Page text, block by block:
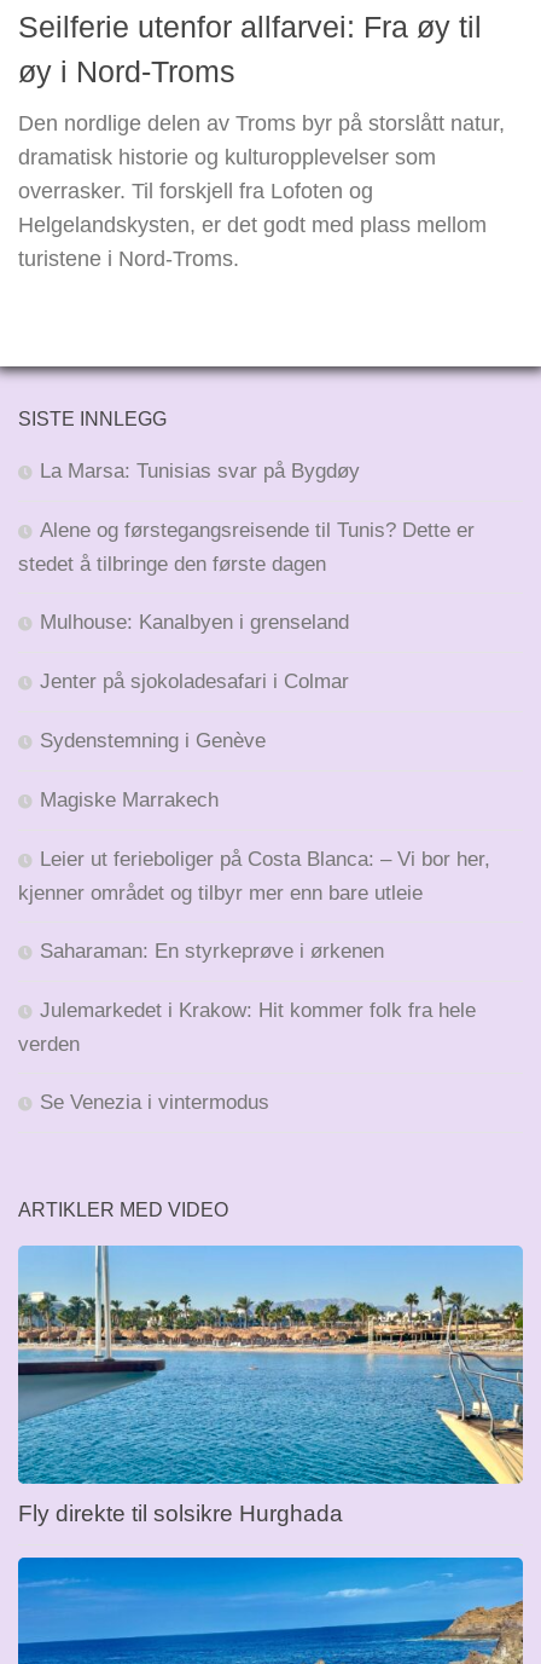
Seilferie utenfor allfarvei: Fra øy til
øy i Nord-Troms
Den nordlige delen av Troms byr på storslått natur,
dramatisk historie og kulturopplevelser som
overrasker. Til forskjell fra Lofoten og
Helgelandskysten, er det godt med plass mellom
turistene i Nord-Troms.
SISTE INNLEGG
La Marsa: Tunisias svar på Bygdøy
Alene og førstegangsreisende til Tunis? Dette er
stedet å tilbringe den første dagen
Mulhouse: Kanalbyen i grenseland
Jenter på sjokoladesafari i Colmar
Sydenstemning i Genève
Magiske Marrakech
Leier ut ferieboliger på Costa Blanca: – Vi bor her,
kjenner området og tilbyr mer enn bare utleie
Saharaman: En styrkeprøve i ørkenen
Julemarkedet i Krakow: Hit kommer folk fra hele
verden
Se Venezia i vintermodus
ARTIKLER MED VIDEO
Fly direkte til solsikre Hurghada